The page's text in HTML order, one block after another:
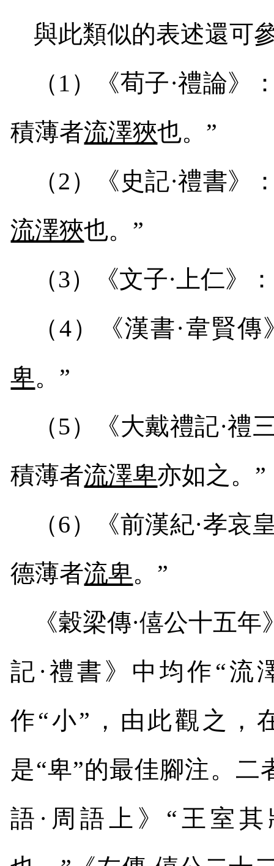
與此類似的表述還可
（ 1 ）《荀子·禮論》
積薄者流澤狹也。”
（2 ）《史記·禮書》
流澤狹也。”
（3）《文子·上仁》
（4）《漢書·韋賢
卑。”
（5）《大戴禮記·禮
積薄者流澤卑亦如之。”
（6）《前漢紀·孝哀
德薄者流卑。”
《穀梁傳·僖公十五
記·禮書》中均作“流
作“小”，由此觀之，
是“卑”的最佳腳注。二
語·周語上》“王室